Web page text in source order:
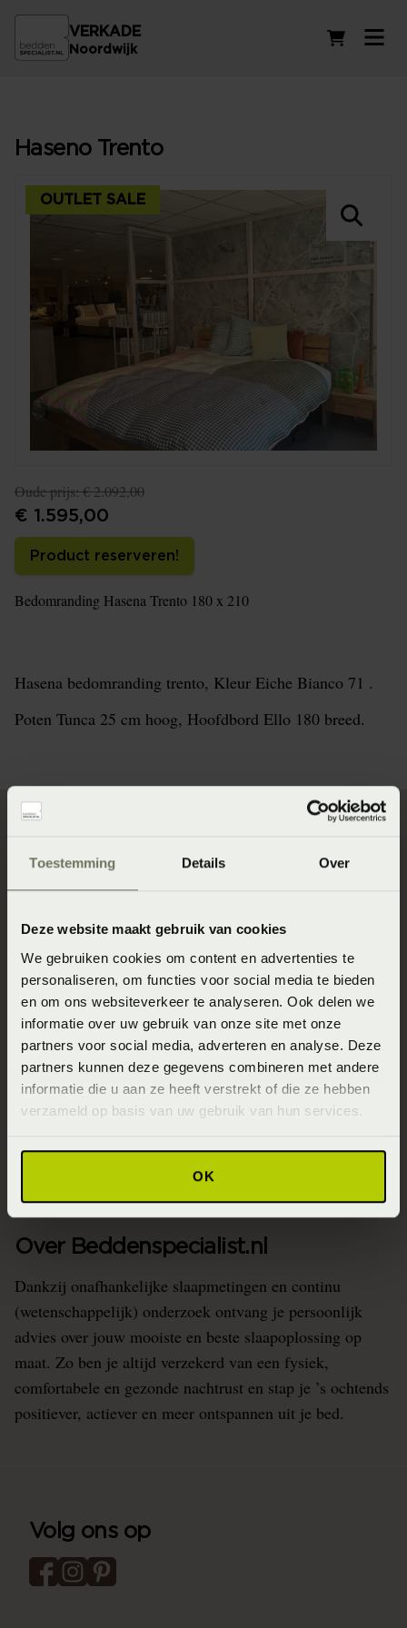
Toestemming Details Over
Deze website maakt gebruik van cookies
We gebruiken cookies om content en advertenties te
personaliseren, om functies voor social media te bieden
en om ons websiteverkeer te analyseren. Ook delen we
informatie over uw gebruik van onze site met onze
partners voor social media, adverteren en analyse. Deze
partners kunnen deze gegevens combineren met andere
informatie die u aan ze heeft verstrekt of die ze hebben
verzameld op basis van uw gebruik van hun services.
OK
VERKADE
Noordwijk
Haseno Trento
OUTLET SALE
Oude prijs:€ 2.092,00
€ 1.595,00
Product reserveren!
Bedomranding Hasena Trento 180 x 210
Hasena bedomranding trento, Kleur Eiche Bianco 71 .
Poten Tunca 25 cm hoog, Hoofdbord Ello 180 breed.
Direct naar
Slaapgedrag Thuismeting
SlaapKwaliteit Score™
Winkels
Assortiment
Ontwerp jouw bed in 3D!
Blogs over slapen
Beddenspecialist Business
Duurzaam Ondernemen
Veelgestelde vragen
Over Beddenspecialist.nl
Dankzij onafhankelijke slaapmetingen en continu
(wetenschappelijk) onderzoek ontvang je persoonlijk
advies over jouw mooiste en beste slaapoplossing op
maat. Zo ben je altijd verzekerd van een fysiek,
comfortabele en gezonde nachtrust en stap je ’s ochtends
positiever, actiever en meer ontspannen uit je bed.
Volg ons op